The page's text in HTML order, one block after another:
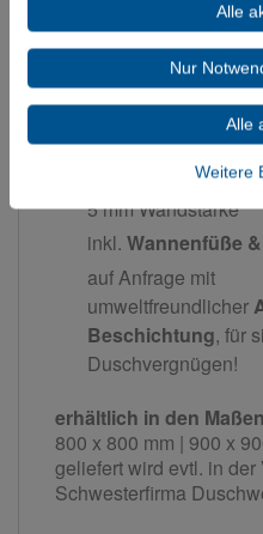
durchgefärbtes
PMMA (DIN 263)
UV-beständig
glasfaserverstärkter
Gewicht 19KG
5 mm Wandstärke
inkl. Wannenfüße
auf Anfrage mit
umweltfreundlicher
Beschichtung, für
Duschvergnügen!
erhältlich in den
800 x 800 mm | 900 x
geliefert wird evtl. in
Schwesterfirma
Alle
Nur
Alle
Weitere